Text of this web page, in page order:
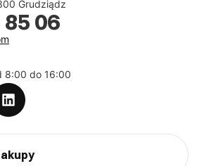
Grudziądz
85 06
8:00 do 16:00